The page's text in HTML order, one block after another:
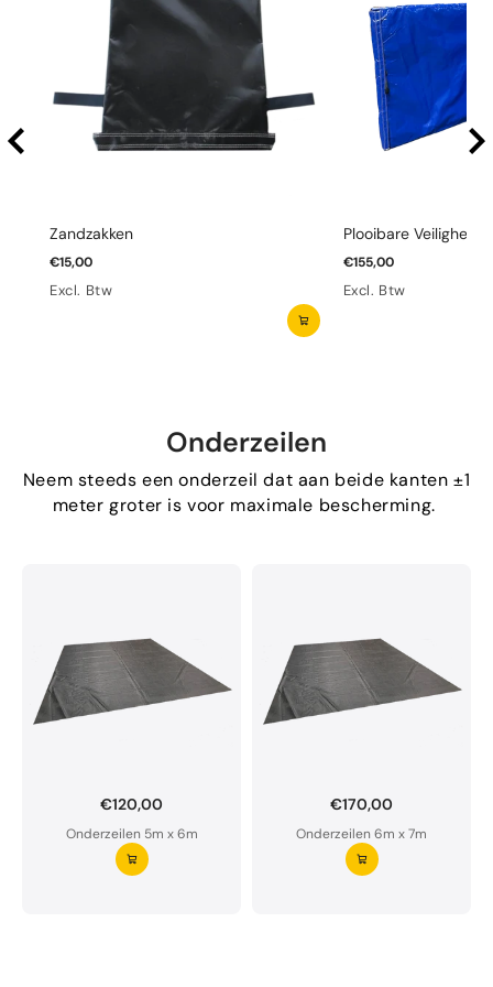
Zandzakken
€15,00
Excl. Btw
Plooibare
€155,00
Excl. Btw
Onderzeilen
Neem steeds een onderzeil dat aan beide kanten ±1
meter groter is voor maximale bescherming.
€120,00
Onderzeilen 5m x 6m
€170,00
Onderzeilen 6m x 7m
Onderzeil op maat bestellen?
Ons onderzeil is waterdoorlatend en van premium